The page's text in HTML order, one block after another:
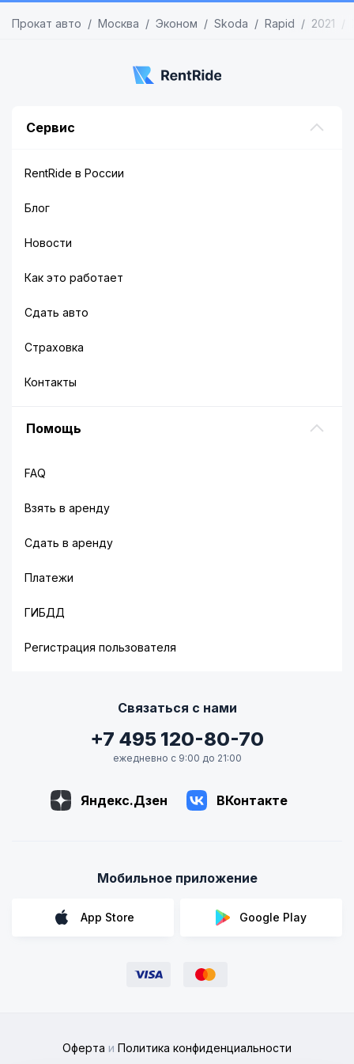
Прокат авто Москва Эконом Skoda Rapid 2021
Сервис
RentRide в России
Блог
Новости
Как это работает
Сдать авто
Страховка
Контакты
Помощь
FAQ
Взять в аренду
Сдать в аренду
Платежи
ГИБДД
Регистрация пользователя
Связаться с нами
+7 495 120-80-70
ежедневно с 9:00 до 21:00
Яндекс.Дзен ВКонтакте
Мобильное приложение
App Store Google Play
Оферта и Политика конфиденциальности